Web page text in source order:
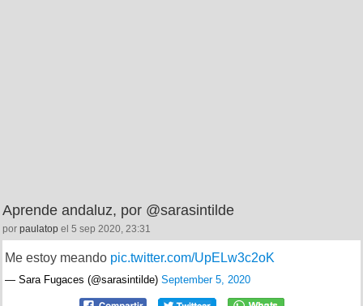
Aprende andaluz, por @sarasintilde
por paulatop el 5 sep 2020, 23:31
Me estoy meando pic.twitter.com/UpELw3c2oK
— Sara Fugaces (@sarasintilde) September 5, 2020